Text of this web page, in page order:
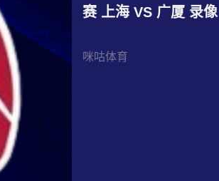
赛 上海 VS 广厦 录像
咪咕体育